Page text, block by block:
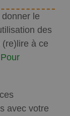
le
des
(re)lire à ce
avec votre